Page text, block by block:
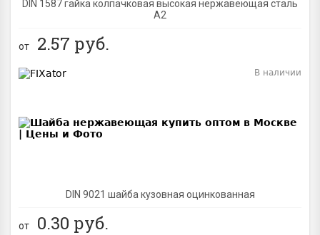
DIN 1587 гайка колпачковая высокая нержавеющая сталь
А2
от 2.57 руб.
DIN 9021 шайба кузовная оцинкованная
В наличии
от 0.30 руб.